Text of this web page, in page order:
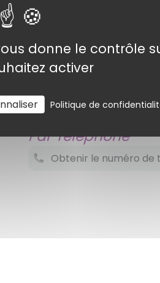
donne le contrôle
activer
Politique de
cette société
Par Téléphone
Obtenir le numéro de